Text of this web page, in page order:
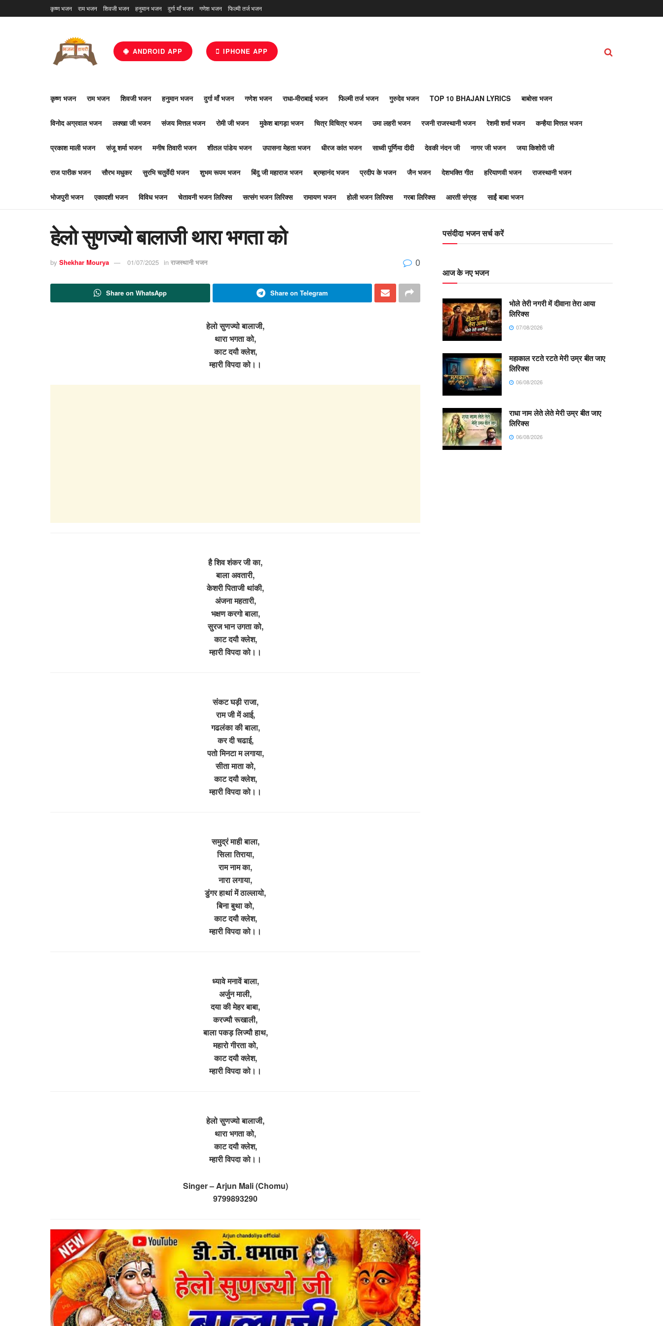
कृष्ण भजन राम भजन शिवजी भजन हनुमान भजन दुर्गा माँ भजन गणेश भजन फिल्मी तर्ज भजन
ANDROID APP IPHONE APP
कृष्ण भजन राम भजन शिवजी भजन हनुमान भजन दुर्गा माँ भजन गणेश भजन राधा-मीराबाई भजन फिल्मी तर्ज भजन गुरुदेव भजन TOP 10 BHAJAN LYRICS बाबोसा भजन
विनोद अग्रवाल भजन लक्खा जी भजन संजय मित्तल भजन रोमी जी भजन मुकेश बागड़ा भजन चित्र विचित्र भजन उमा लहरी भजन रजनी राजस्थानी भजन रेशमी शर्मा भजन कन्हैया मित्तल भजन
प्रकाश माली भजन संजू शर्मा भजन मनीष तिवारी भजन शीतल पांडेय भजन उपासना मेहता भजन धीरज कांत भजन साध्वी पूर्णिमा दीदी देवकी नंदन जी नागर जी भजन जया किशोरी जी
राज पारीक भजन सौरभ मधुकर सुरभि चतुर्वेदी भजन शुभम रूपम भजन बिंदु जी महाराज भजन ब्रम्हानंद भजन प्रदीप के भजन जैन भजन देशभक्ति गीत हरियाणवी भजन राजस्थानी भजन
भोजपुरी भजन एकादशी भजन विविध भजन चेतावनी भजन लिरिक्स सत्संग भजन लिरिक्स रामायण भजन होली भजन लिरिक्स गरबा लिरिक्स आरती संग्रह साईं बाबा भजन
हेलो सुणज्यो बालाजी थारा भगता को
by Shekhar Mourya 01/07/2025 in राजस्थानी भजन 0
Share on WhatsApp Share on Telegram
हेलो सुणज्यो बालाजी,
थारा भगता को,
काट दयौ क्लेश,
म्हारी विपदा को।।
है शिव शंकर जी का,
बाला अवतारी,
केशरी पिताजी थांकी,
अंजना महतारी,
भक्षण करगो बाला,
सुरज भान उगता को,
काट दयौ क्लेश,
म्हारी विपदा को।।
संकट घड़ी राजा,
राम जी में आई,
गढलंका की बाला,
कर दी चढाई,
पतो मिनटा म लगाया,
सीता माता को,
काट दयौ क्लेश,
म्हारी विपदा को।।
समुद्रं माही बाला,
सिला तिराया,
राम नाम का,
नारा लगाया,
डुंगर हाथां में ठाल्लायो,
बिना बुथा को,
काट दयौ क्लेश,
म्हारी विपदा को।।
ध्यावे मनावें बाला,
अर्जुन माली,
दया की मेहर बाबा,
करज्यौ रूखाली,
बाला पकड़ लिज्यौ हाथ,
महारो गीरता को,
काट दयौ क्लेश,
म्हारी विपदा को।।
हेलो सुणज्यो बालाजी,
थारा भगता को,
काट दयौ क्लेश,
म्हारी विपदा को।।
Singer – Arjun Mali (Chomu)
9799893290
पसंदीदा भजन सर्च करें
आज के नए भजन
भोले तेरी नगरी में दीवाना तेरा आया
लिरिक्स
07/08/2026
महाकाल रटते रटते मेरी उम्र बीत जाए
लिरिक्स
06/08/2026
राधा नाम लेते लेते मेरी उम्र बीत जाए
लिरिक्स
06/08/2026